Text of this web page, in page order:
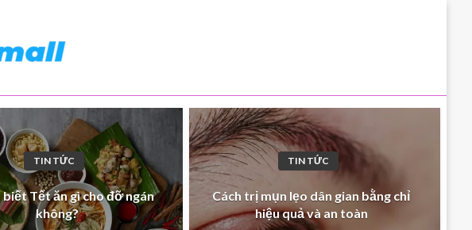
TIN TỨC
biết Tết ăn gì cho đỡ ngán
không?
TIN TỨC
Cách trị mụn lẹo dân gian bằng chỉ
hiệu quả và an toàn